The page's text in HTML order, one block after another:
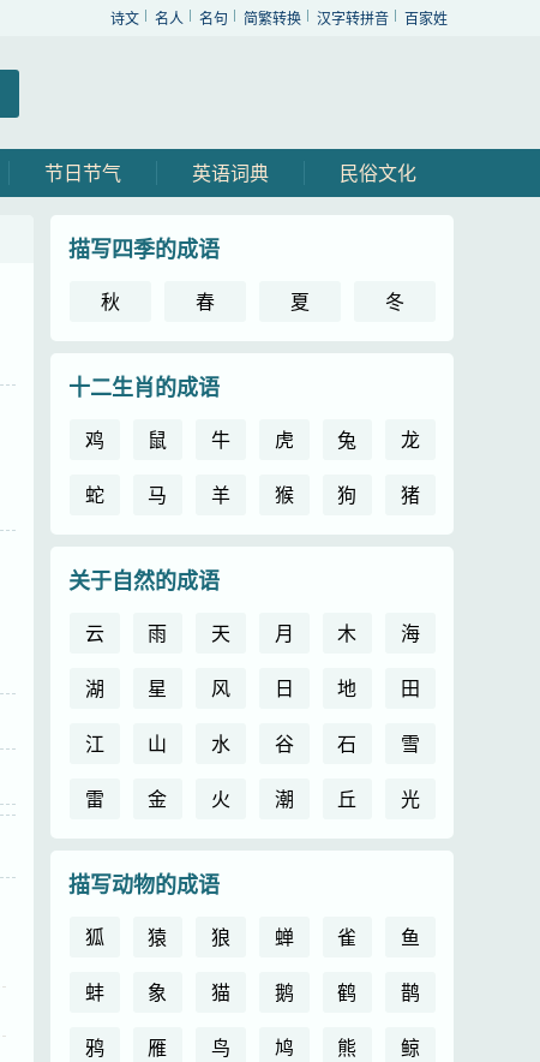
诗文 名人 名句 简繁转换 汉字转拼音 百家姓
节日节气 英语词典 民俗文化
描写四季的成语
秋 春 夏 冬
十二生肖的成语
鸡 鼠 牛 虎 兔
龙
蛇
马 羊 猴 狗 猪
关于自然的成语
云 雨 天 月 木
海
湖
星 风 日 地
田
江
山 水 谷 石
雪
雷
金 火 潮 丘 光
描写动物的成语
狐 猿 狼 蝉 雀
鱼
蚌
象 猫 鹅 鹤
鹊
鸦
雁 鸟 鸠 熊
鲸